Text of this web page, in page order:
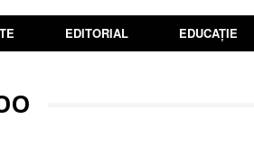
EDITORIAL EDUCAȚIE